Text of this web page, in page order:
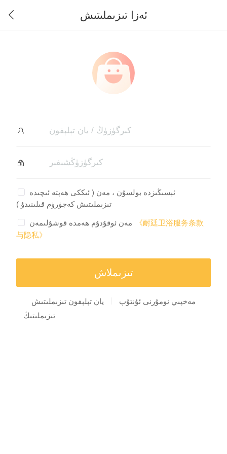
ئەزا تىزىملىتىش
ئېسىڭىزدە بولسۇن ، مەن ( ئىككى ھەپتە ئىچىدە
تىزىملىتىش كەچۈرۈم قىلىنىدۇ )
مەن ئوقۇدۇم ھەمدە قوشۇلىمەن
《耐廷卫浴服务条款
与隐私》
يان تېلېفون تىزىملىتىش
مەخپىي نومۇرنى ئۇنتۇپ
تىزىملىتىڭ